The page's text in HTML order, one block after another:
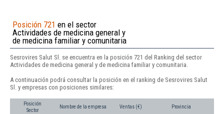
Posición 721 en el sector
Actividades de medicina general y
de medicina familiar y comunitaria
Sesrovires Salut Sl. se encuentra en la posición 721 del Ranking del sector
Actividades de medicina general y de medicina familiar y comunitaria.
A continuación podrá consultar la posición en el ranking de Sesrovires Salut
Sl. y empresas con posiciones similares:
Posición
Sector
Nombre de la empresa Ventas (€) Provincia